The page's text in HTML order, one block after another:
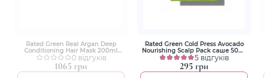
Rated Green Real Argan Deep
Conditioning Hair Mask 200ml
Глибоко кондиціонуюча маска з
аргановою олією
0 відгуків
1065 грн
Rated Green Cold Press Avocado
Nourishing Scalp Pack саше 50ml
Живильна маска з маслом
авокадо
5 відгуків
295 грн